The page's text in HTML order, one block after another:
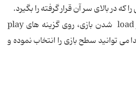
در بالای سر آن قرار گرفته را بگیرد.
برای شروع بازی، پس از load شدن بازی، روی گزینه های play
می توانید سطح بازی را انتخاب نموده و